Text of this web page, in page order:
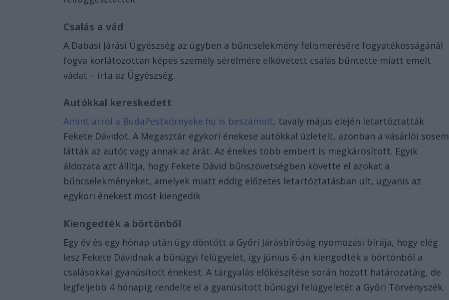
Csalás a vád
A Dabasi Járási Ügyészség az ügyben a bűncselekmény felismerésére fogyatékosságánál
fogva korlátozottan képes személy sérelmére elkövetett csalás bűntette miatt emelt
vádat – írta az Ügyészség.
Autókkal kereskedett
Amint arról a BudaPestkörnyeke.hu is beszámolt, tavaly május elején letartóztatták
Fekete Dávidot. A Megasztár egykori énekese autókkal üzletelt, azonban a vásárlói sosem
látták az autót vagy annak az árát. Az énekes több embert is megkárosított. Egyik
áldozata azt állítja, hogy Fekete Dávid bűnszövetségben követte el azokat a
bűncselekményeket, amelyek miatt eddig előzetes letartóztatásban ült, ugyanis az
egykori énekest most kiengedik
Kiengedték a börtönből
Egy év és egy hónap után úgy döntött a Győri Járásbíróság nyomozási bírája, hogy elég
lesz Fekete Dávidnak a bűnügyi felügyelet, így június 6-án kiengedték a börtönből a
csalásokkal gyanúsított énekest. A tárgyalás előkészítése során hozott határozatáig, de
legfeljebb 4 hónapig rendelte el a gyanúsított bűnügyi felügyeletét a Győri Törvényszék.